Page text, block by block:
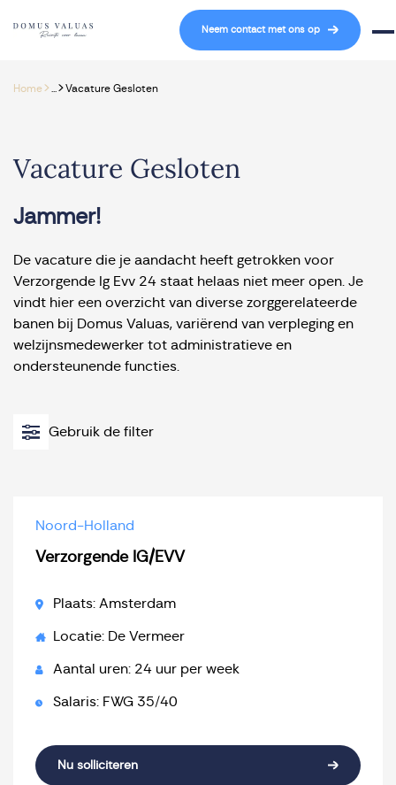
Navigatie overslaan
Neem contact met ons op
Home> >Vacature Gesloten
Vacature Gesloten
Jammer!
De vacature die je aandacht heeft getrokken voor
Verzorgende Ig Evv 24 staat helaas niet meer open. Je
vindt hier een overzicht van diverse zorggerelateerde
banen bij Domus Valuas, variërend van verpleging en
welzijnsmedewerker tot administratieve en
ondersteunende functies.
Gebruik de filter
Noord-Holland
Verzorgende IG/EVV
Plaats: Amsterdam
Locatie: De Vermeer
Aantal uren: 24 uur per week
Salaris: FWG 35/40
Nu solliciteren